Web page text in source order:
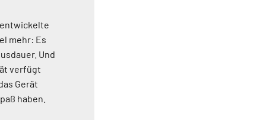
mehr: Es
Und
verfügt
Gerät
haben.